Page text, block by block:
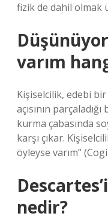
fizik de dahil olmak
varım
Kişiselcilik, edebi
açısının
kurma çabasında
karşı çıkar.
öyleyse varım”
nedir?